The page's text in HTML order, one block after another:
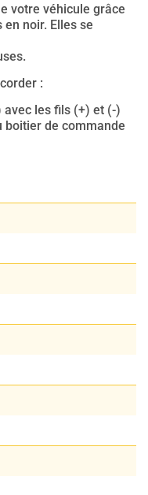
votre véhicule grâce
noir. Elles se
:
avec les fils (+) et (-)
boitier de commande